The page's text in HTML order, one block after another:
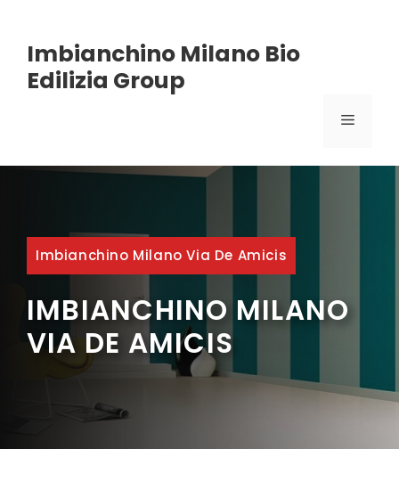
contenuto
Imbianchino Milano Bio
Edilizia Group
MENU
Imbianchino Milano Via De Amicis
IMBIANCHINO MILANO
VIA DE AMICIS